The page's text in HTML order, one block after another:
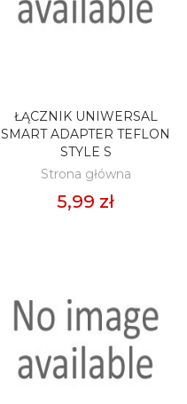
DODAJ DO KOSZYKA
ŁĄCZNIK UNIWERSAL
SMART ADAPTER TEFLON
STYLE S
Strona główna
5,99 zł